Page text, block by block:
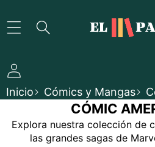
Inicio Cómics y Mangas
CÓMIC
Explora nuestra colección de
las grandes sagas de